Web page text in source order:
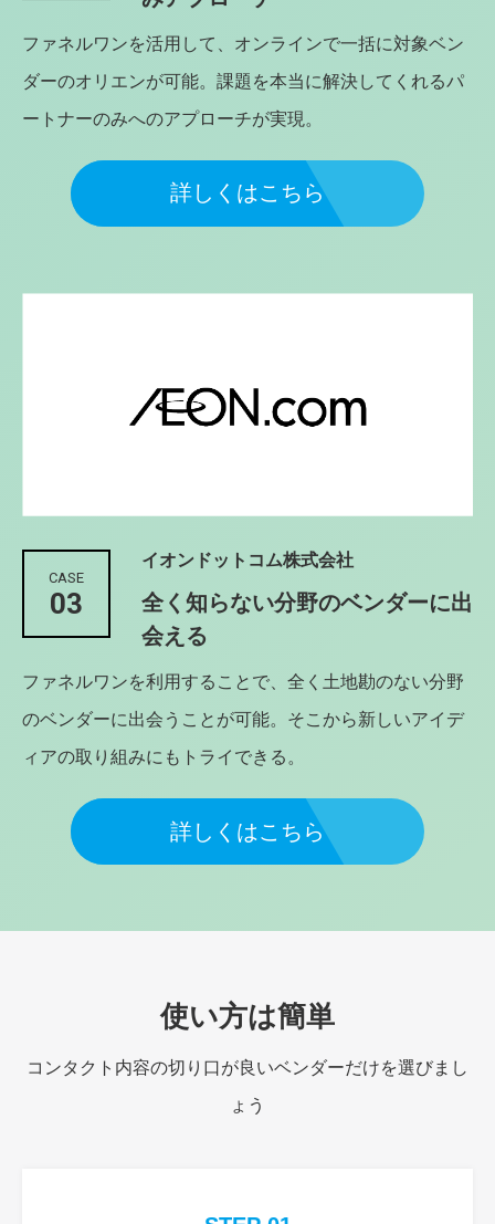
ファネルワンを活用して、オンラインで一括に対象ベン
ダーのオリエンが可能。課題を本当に解決してくれるパ
ートナーのみへのアプローチが実現。
詳しくはこちら
CASE
03
イオンドットコム株式会社
全く知らない分野のベンダーに出
会える
ファネルワンを利用することで、全く土地勘のない分野
のベンダーに出会うことが可能。そこから新しいアイデ
ィアの取り組みにもトライできる。
詳しくはこちら
使い方は簡単
コンタクト内容の切り口が良いベンダーだけを選びまし
ょう